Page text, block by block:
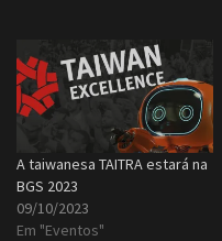
A taiwanesa TAITRA estará na
BGS 2023
09/10/2023
Em "Eventos"